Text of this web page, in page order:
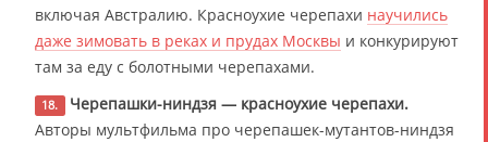
включая Австралию. Красноухие черепахи научились
даже зимовать в реках и прудах Москвы и конкурируют
там за еду с болотными черепахами.
18.
Черепашки-ниндзя — красноухие черепахи.
Авторы мультфильма про черепашек-мутантов-ниндзя